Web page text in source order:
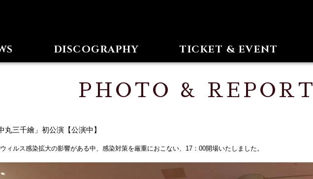
DISCOGRAPHY TICKET & EVENT
PHOTO & REPORT
丸三千繪」初公演【公演中】
ィルス感染拡大の影響がある中、感染対策を厳重におこない、17：00開場いたしました。